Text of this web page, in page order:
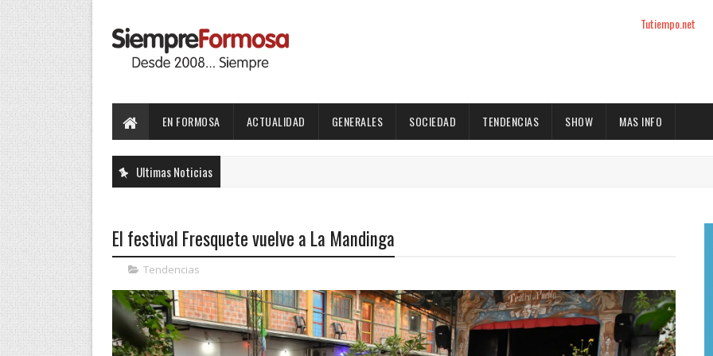
Tutiempo.net
EN FORMOSA ACTUALIDAD GENERALES SOCIEDAD TENDENCIAS SHOW MAS INFO
Ultimas Noticias
El festival Fresquete vuelve a La Mandinga
Tendencias